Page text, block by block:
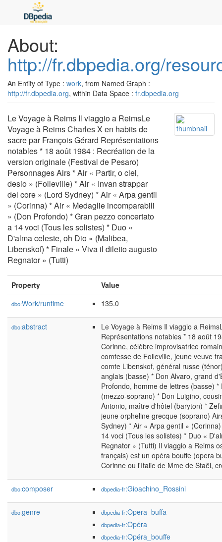
About:
http://fr.dbpedia.org/
An Entity of Type : work, from Named Graph :
http://fr.dbpedia.org, within Data Space : fr.dbpedia.org
Le Voyage à Reims Il viaggio a ReimsLe
Voyage à Reims Charles X en habits de
sacre par François Gérard Représentations
notables * 18 août 1984 : Recréation de la
version originale (Festival de Pesaro)
Personnages Airs * Air « Partir, o ciel,
desio » (Folleville) * Air « Invan strappar
del core » (Lord Sydney) * Air « Arpa gentil
» (Corinna) * Air « Medaglie incomparabili
» (Don Profondo) * Gran pezzo concertato
a 14 voci (Tous les solistes) * Duo «
D'alma celeste, oh Dio » (Malibea,
Libenskof) * Finale « Viva il diletto augusto
Regnator » (Tutti)
Property Value
dbo:Work/runtime 135.0
dbo:abstract
Le Voyage à Reims Il viaggio a
Représentations notables * 18 août
Corinne, célèbre improvisatrice
comtesse de Folleville, jeune veuve
comte Libenskof, général russe
anglais (basse) * Don Alvaro, grand
Profondo, homme de lettres (basse)
(mezzo-soprano) * Don Luigino,
Antonio, maître d'hôtel (baryton) *
jeune orpheline grecque (soprano)
Sydney) * Air « Arpa gentil »
14 voci (Tous les solistes) * Duo «
Regnator » (Tutti) Il viaggio a Reims
français) est un opéra bouffe (opera
Corinne ou l'Italie de Mme de Staël,
dbo:composer dbpedia-fr:Gioachino_Rossini
dbo:genre dbpedia-fr:Opera_buffa
dbpedia-fr:Opéra
dbpedia-fr:Opéra_bouffe